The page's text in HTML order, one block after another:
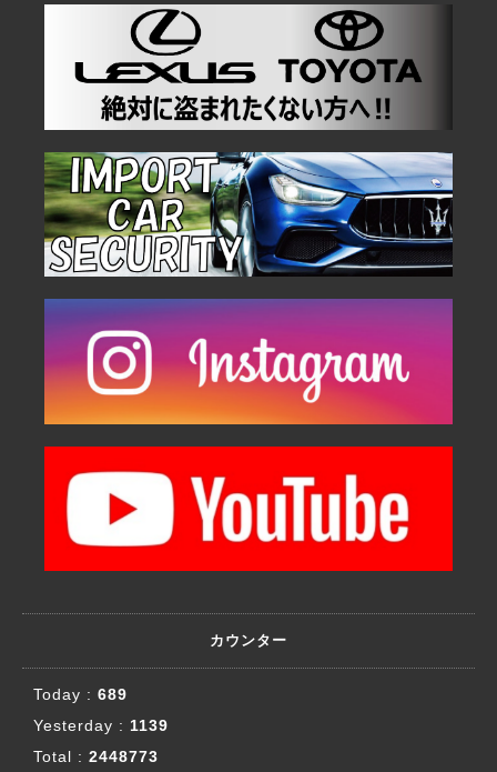
カウンター
Today : 689
Yesterday : 1139
Total : 2448773